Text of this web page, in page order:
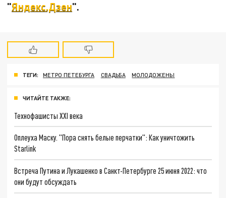
"Яндекс.Дзен".
ТЕГИ: МЕТРО ПЕТЕБУРГА СВАДЬБА МОЛОДОЖЕНЫ
ЧИТАЙТЕ ТАКЖЕ:
Технофашисты XXI века
Оплеуха Маску. "Пора снять белые перчатки": Как уничтожить
Starlink
Встреча Путина и Лукашенко в Санкт-Петербурге 25 июня 2022: что
они будут обсуждать